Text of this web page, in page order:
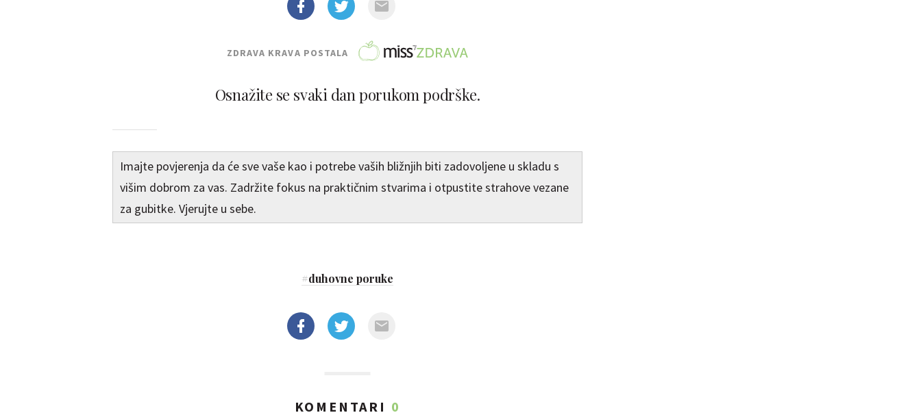
ZDRAVA KRAVA POSTALA
Osnažite se svaki dan porukom podrške.
Imajte povjerenja da će sve vaše kao i potrebe vaših bližnjih biti zadovoljene u skladu s
višim dobrom za vas. Zadržite fokus na praktičnim stvarima i otpustite strahove vezane
za gubitke. Vjerujte u sebe.
#duhovne poruke
KOMENTARI 0